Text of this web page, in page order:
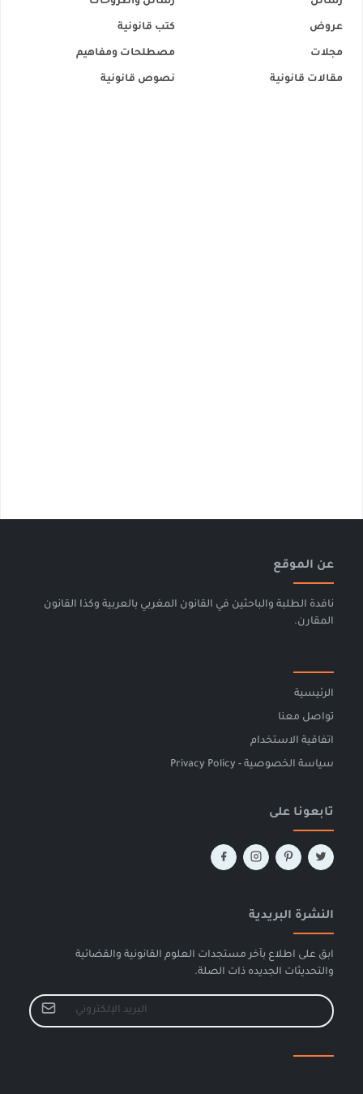
عروض كتب قانونية
مجلات مصطلحات ومفاهيم
مقالات قانونية نصوص قانونية
عن الموقع
نافدة الطلبة والباحثين في القانون المغربي بالعربية وكذا القانون
المقارن.
الرئيسية
تواصل معنا
اتفاقية الاستخدام
سياسة الخصوصية - Privacy Policy
تابعونا على
النشرة البريدية
ابق على اطلاع بآخر مستجدات العلوم القانونية والقضائية
والتحديثات الجديده ذات الصلة.